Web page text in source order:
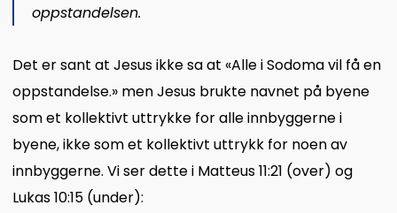
oppstandelsen.
Det er sant at Jesus ikke sa at «Alle i Sodoma vil få en
oppstandelse.» men Jesus brukte navnet på byene
som et kollektivt uttrykke for alle innbyggerne i
byene, ikke som et kollektivt uttrykk for noen av
innbyggerne. Vi ser dette i Matteus 11:21 (over) og
Lukas 10:15 (under):